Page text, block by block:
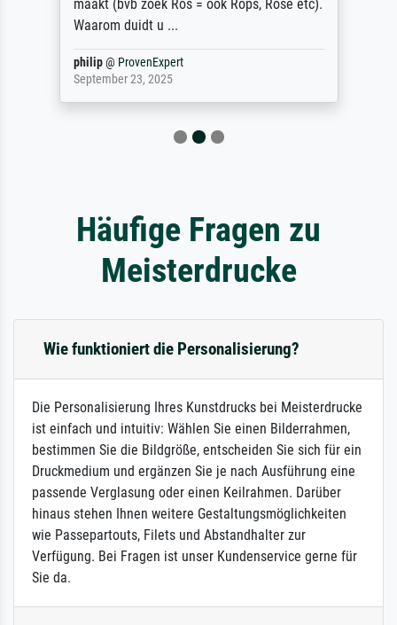
maakt (bvb zoek Ros = ook Rops, Rose etc).
Waarom duidt u ...
philip@ ProvenExpert
September 23, 2025
Häufige Fragen zu
Meisterdrucke
Wie funktioniert die Personalisierung?
Die Personalisierung Ihres Kunstdrucks bei Meisterdrucke
ist einfach und intuitiv: Wählen Sie einen Bilderrahmen,
bestimmen Sie die Bildgröße, entscheiden Sie sich für ein
Druckmedium und ergänzen Sie je nach Ausführung eine
passende Verglasung oder einen Keilrahmen. Darüber
hinaus stehen Ihnen weitere Gestaltungsmöglichkeiten
wie Passepartouts, Filets und Abstandhalter zur
Verfügung. Bei Fragen ist unser Kundenservice gerne für
Sie da.